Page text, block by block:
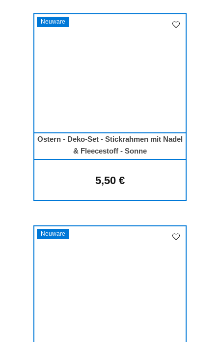
Neuware
Ostern - Deko-Set - Stickrahmen mit Nadel
& Fleecestoff - Sonne
Regulärer Preis:
5,50 €
Neuware